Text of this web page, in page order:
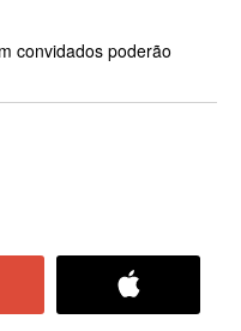
convidados poderão